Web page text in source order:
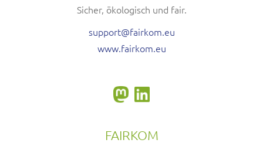
Sicher, ökologisch und fair.
support@fairkom.eu
www.fairkom.eu
FAIRKOM